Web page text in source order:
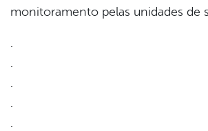
monitoramento pelas unidades de
.
.
.
.
.